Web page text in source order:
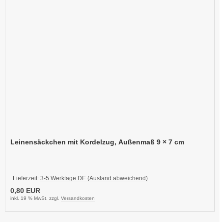
Leinensäckchen mit Kordelzug, Außenmaß 9 × 7 cm
Lieferzeit: 3-5 Werktage DE (Ausland abweichend)
0,80 EUR
inkl. 19 % MwSt. zzgl. Versandkosten